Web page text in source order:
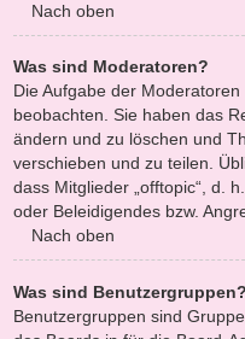
Nach oben
Was sind Moderatoren?
Die Aufgabe der
beobachten. Sie haben das
ändern und zu löschen und
verschieben und zu teilen.
dass Mitglieder „offtopic“, d.
oder Beleidigendes bzw.
Nach oben
Was sind Benutzergruppen?
Benutzergruppen sind